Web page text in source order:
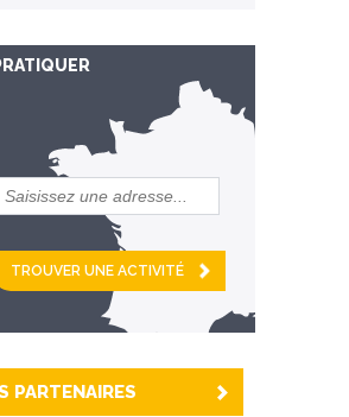
alentour
PARTENAIRES